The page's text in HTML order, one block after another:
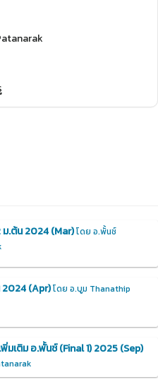
.ต้น 2024 (Mar)โดย อ.พั้นช์
2024 (Apr)โดย อ.บูม Thanathip
เติม อ.พั้นช์ (Final 1) 2025 (Sep)